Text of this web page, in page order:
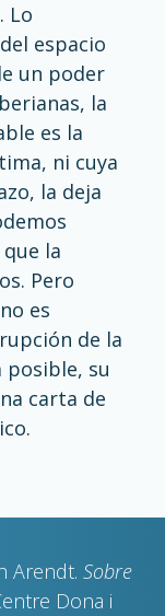
Lo
espacio
un poder
la
es la
ni cuya
la deja
la
Pero
es
de la
posible, su
carta de
Arendt. Sobre
Dona i